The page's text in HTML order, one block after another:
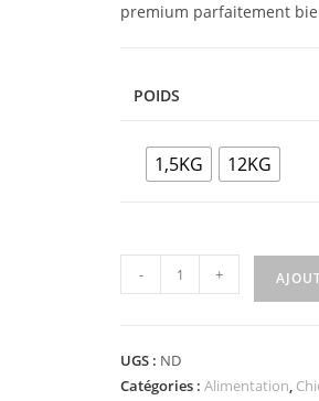
premium parfaitement
POIDS
1,5KG 12KG
- +
UGS : ND
Catégories : Alimentation,